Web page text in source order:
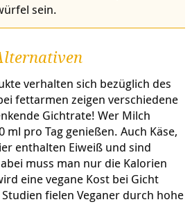
sein.
verhalten sich bezüglich des
fettarmen zeigen verschiedene
Gichtrate! Wer Milch
ml pro Tag genießen. Auch Käse,
enthalten Eiweiß und sind
muss man nur die Kalorien
eine vegane Kost bei Gicht
fielen Veganer durch hohe